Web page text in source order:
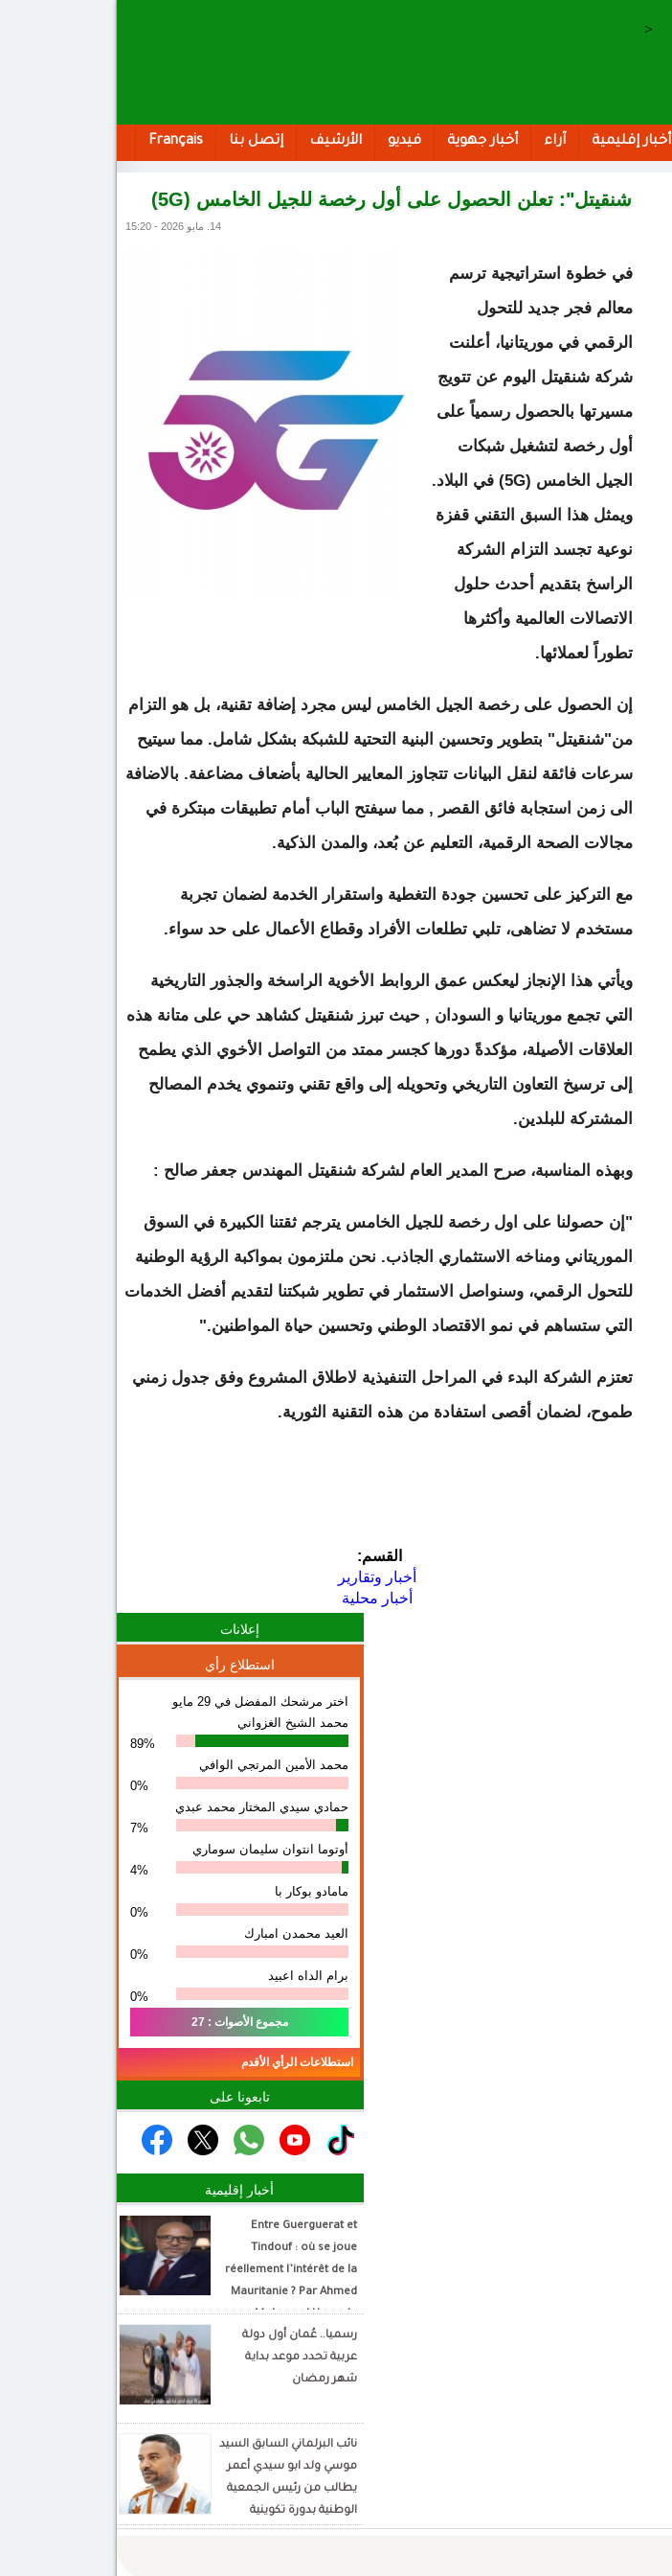
>
أخبار إقليمية آراء أخبار جهوية فيديو الأرشيف إتصل بنا Français
شنقيتل": تعلن الحصول على أول رخصة للجيل الخامس (5G)
14. مايو 2026 - 15:20
في خطوة استراتيجية ترسم
معالم فجر جديد للتحول
الرقمي في موريتانيا، أعلنت
شركة شنقيتل اليوم عن تتويج
مسيرتها بالحصول رسمياً على
أول رخصة لتشغيل شبكات
الجيل الخامس (5G) في البلاد.
ويمثل هذا السبق التقني قفزة
نوعية تجسد التزام الشركة
الراسخ بتقديم أحدث حلول
الاتصالات العالمية وأكثرها
تطوراً لعملائها.
إن الحصول على رخصة الجيل الخامس ليس مجرد إضافة تقنية، بل هو التزام
من"شنقيتل" بتطوير وتحسين البنية التحتية للشبكة بشكل شامل. مما سيتيح
سرعات فائقة لنقل البيانات تتجاوز المعايير الحالية بأضعاف مضاعفة. بالاضافة
الى زمن استجابة فائق القصر , مما سيفتح الباب أمام تطبيقات مبتكرة في
مجالات الصحة الرقمية، التعليم عن بُعد، والمدن الذكية.
مع التركيز على تحسين جودة التغطية واستقرار الخدمة لضمان تجربة
مستخدم لا تضاهى، تلبي تطلعات الأفراد وقطاع الأعمال على حد سواء.
ويأتي هذا الإنجاز ليعكس عمق الروابط الأخوية الراسخة والجذور التاريخية
التي تجمع موريتانيا و السودان , حيث تبرز شنقيتل كشاهد حي على متانة هذه
العلاقات الأصيلة، مؤكدةً دورها كجسر ممتد من التواصل الأخوي الذي يطمح
إلى ترسيخ التعاون التاريخي وتحويله إلى واقع تقني وتنموي يخدم المصالح
المشتركة للبلدين.
وبهذه المناسبة، صرح المدير العام لشركة شنقيتل المهندس جعفر صالح :
"إن حصولنا على اول رخصة للجيل الخامس يترجم ثقتنا الكبيرة في السوق
الموريتاني ومناخه الاستثماري الجاذب. نحن ملتزمون بمواكبة الرؤية الوطنية
للتحول الرقمي، وسنواصل الاستثمار في تطوير شبكتنا لتقديم أفضل الخدمات
التي ستساهم في نمو الاقتصاد الوطني وتحسين حياة المواطنين."
تعتزم الشركة البدء في المراحل التنفيذية لاطلاق المشروع وفق جدول زمني
طموح، لضمان أقصى استفادة من هذه التقنية الثورية.
القسم:
أخبار وتقارير
أخبار محلية
إعلانات
استطلاع رأي
اختر مرشحك المفضل في 29 مايو
محمد الشيخ الغزواني
89%
محمد الأمين المرتجي الوافي
0%
حمادي سيدي المختار محمد عبدي
7%
أوتوما انتوان سلیمان سوماري
4%
مامادو بوكار با
0%
العيد محمدن امبارك
0%
برام الداه اعبيد
0%
مجموع الأصوات : 27
استطلاعات الرأي الأقدم
تابعونا على
أخبار إقليمية
Entre Guerguerat et
Tindouf : où se joue
réellement l’intérêt de la
Mauritanie ? Par Ahmed
Mohamed Hamada
Écrivain et analyste
politique
رسميا.. عُمان أول دولة
عربية تحدد موعد بداية
شهر رمضان
نائب البرلماني السابق السيد
موسي ولد ابو سيدي أعمر
يطالب من رئيس الجمعية
الوطنية بدورة تكوينية
للنواب الجديد